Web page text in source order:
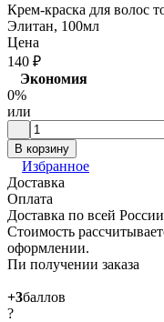
Крем-краска для волос
Элитан, 100мл
Цена
140 ₽
Экономия
0%
или
В корзину
Избранное
Доставка
Оплата
Доставка по всей
Стоимость
оформлении.
Пи получении заказа
+3баллов
?